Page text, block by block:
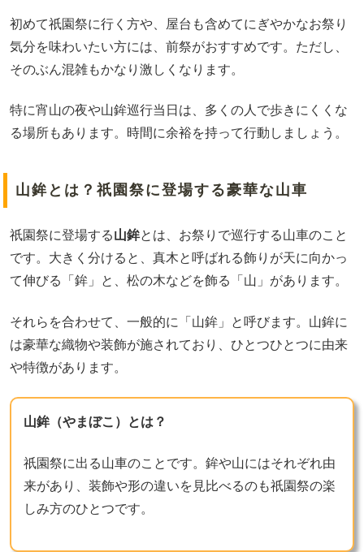
初めて祇園祭に行く方や、屋台も含めてにぎやかなお祭り
気分を味わいたい方には、前祭がおすすめです。ただし、
そのぶん混雑もかなり激しくなります。
特に宵山の夜や山鉾巡行当日は、多くの人で歩きにくくな
る場所もあります。時間に余裕を持って行動しましょう。
山鉾とは？祇園祭に登場する豪華な山車
祇園祭に登場する山鉾とは、お祭りで巡行する山車のこと
です。大きく分けると、真木と呼ばれる飾りが天に向かっ
て伸びる「鉾」と、松の木などを飾る「山」があります。
それらを合わせて、一般的に「山鉾」と呼びます。山鉾に
は豪華な織物や装飾が施されており、ひとつひとつに由来
や特徴があります。
山鉾（やまぼこ）とは？
祇園祭に出る山車のことです。鉾や山にはそれぞれ由
来があり、装飾や形の違いを見比べるのも祇園祭の楽
しみ方のひとつです。